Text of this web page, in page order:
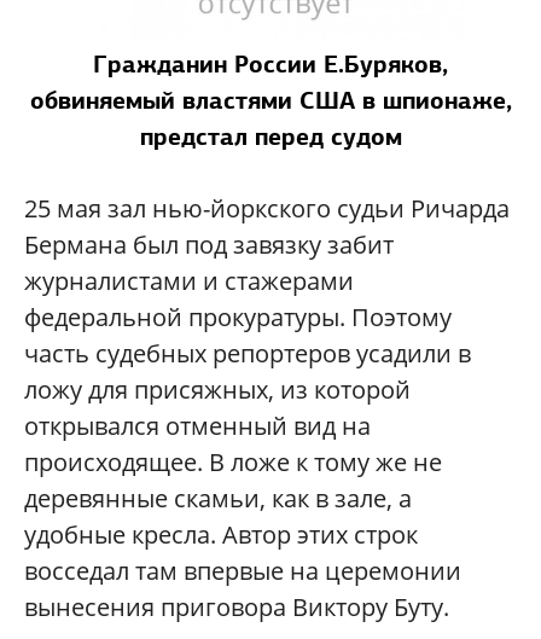
Гражданин России Е.Буряков,
обвиняемый властями США в шпионаже,
предстал перед судом
25 мая зал нью-йоркского судьи Ричарда
Бермана был под завязку забит
журналистами и стажерами
федеральной прокуратуры. Поэтому
часть судебных репортеров усадили в
ложу для присяжных, из которой
открывался отменный вид на
происходящее. В ложе к тому же не
деревянные скамьи, как в зале, а
удобные кресла. Автор этих строк
восседал там впервые на церемонии
вынесения приговора Виктору Буту.